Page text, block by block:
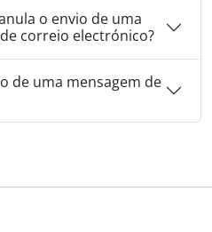
o envio de uma
correio electrónico?
de uma mensagem de